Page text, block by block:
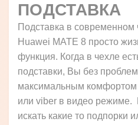
ПОДСТАВКА
Подставка в современном
Huawei MATE 8 просто
функция. Когда в чехле
подставки, Вы без
максимальным комфортом
или viber в видео режиме.
искать какие то подпорки